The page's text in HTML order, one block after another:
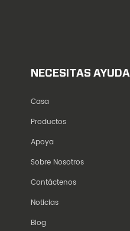
NECESITAS AYUDA
Casa
Productos
Apoya
Sobre Nosotros
Contáctenos
Noticias
Blog